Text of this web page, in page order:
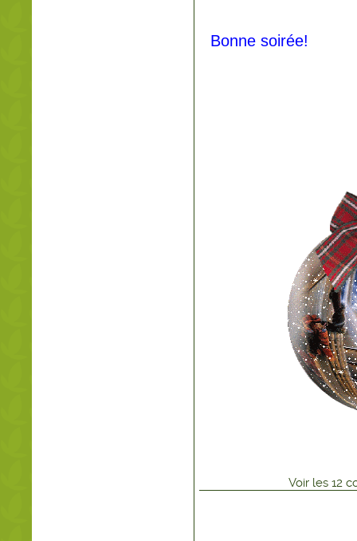
Bonne soirée!
Voir les 12